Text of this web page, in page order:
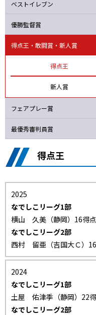
ベストイレブン
優勝監督賞
得点王・敢闘賞 ・新人賞
得点王
新人賞
フェアプレー賞
最優秀審判員賞
得点王
2025
なでしこリーグ1部
横山 久美（静岡）16得
なでしこリーグ2部
西村 留亜（吉国大Ｃ）
2024
なでしこリーグ1部
土屋 佑津季（静岡）22
なでしこリーグ2部